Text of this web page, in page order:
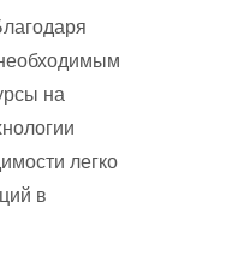
на
легко
в